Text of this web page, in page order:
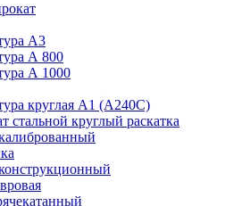
А3
А 800
А 1000
круглая А1 (А240C)
стальной круглый раскатка